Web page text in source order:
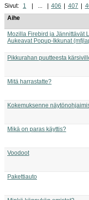
Sivut: 1 ... 406 407
Aihe
Mozilla Firebird ja Jännittävät
Aukeavat Popup-Ikkunat
Pikkurahan puutteesta
Mitä harrastatte?
Kokemuksenne
Mikä on paras käyttis?
Voodoot
Pakettiauto